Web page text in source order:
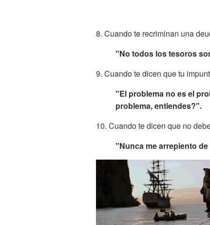
8. Cuando te recriminan una
"No todos los tesoros
9. Cuando te dicen que tu
"El problema no es el
problema, entiendes?".
10. Cuando te dicen que no
"Nunca me arrepiento